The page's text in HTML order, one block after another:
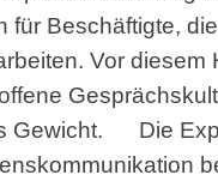
für Beschäftigte,
Vor diesem
Gewicht.
Die